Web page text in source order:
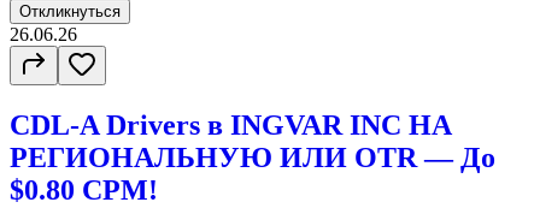
Откликнуться
26.06.26
CDL-A Drivers в INGVAR INC НА
РЕГИОНАЛЬНУЮ ИЛИ OTR — До
$0.80 CPM!